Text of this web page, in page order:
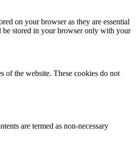
on your browser as they are essential
be stored in your browser only with your
of the website. These cookies do not
are termed as non-necessary